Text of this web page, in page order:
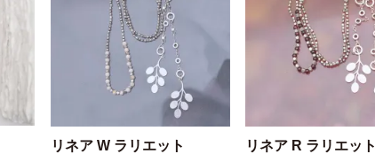
リネア W ラリエット リネア R ラリエット